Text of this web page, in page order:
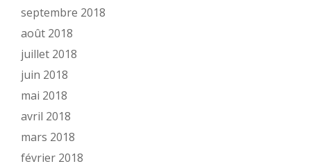
septembre 2018
août 2018
juillet 2018
juin 2018
mai 2018
avril 2018
mars 2018
février 2018